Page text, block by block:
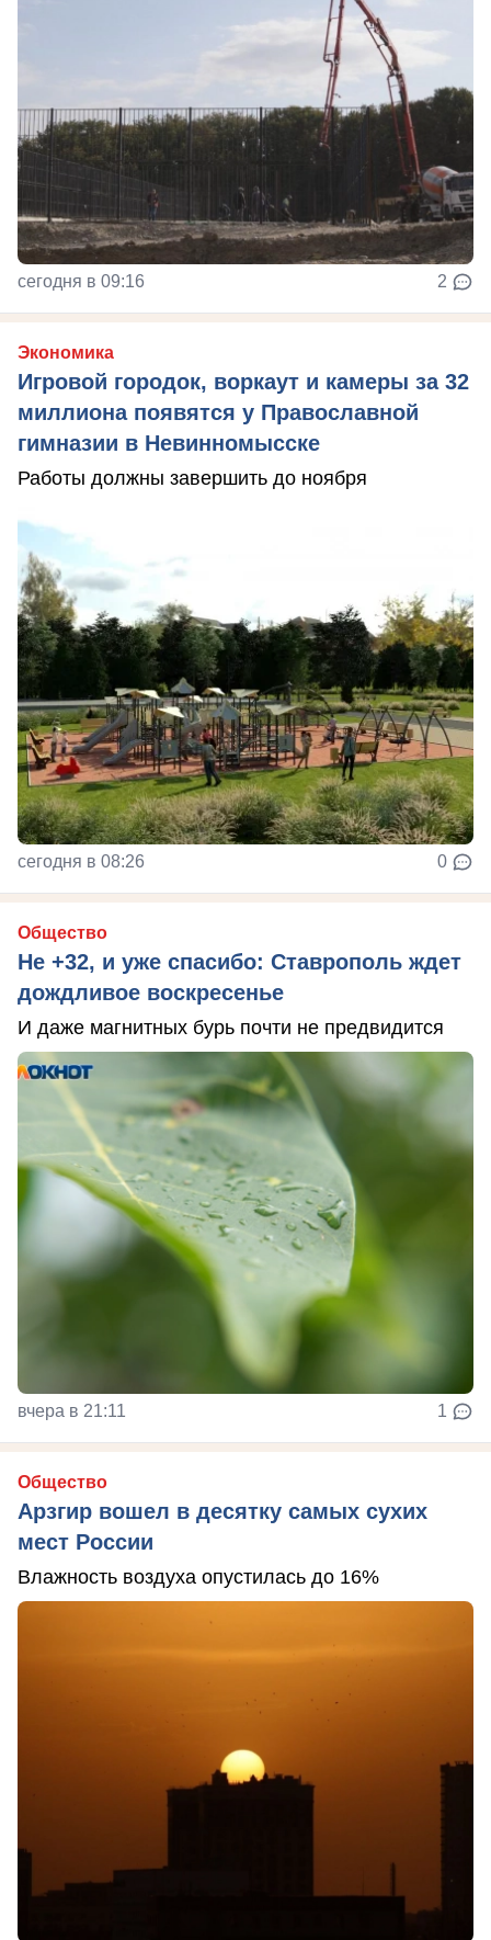
сегодня в 09:16 2
Экономика
Игровой городок, воркаут и камеры за 32
миллиона появятся у Православной
гимназии в Невинномысске
Работы должны завершить до ноября
сегодня в 08:26 0
Общество
Не +32, и уже спасибо: Ставрополь ждет
дождливое воскресенье
И даже магнитных бурь почти не предвидится
вчера в 21:11 1
Общество
Арзгир вошел в десятку самых сухих
мест России
Влажность воздуха опустилась до 16%